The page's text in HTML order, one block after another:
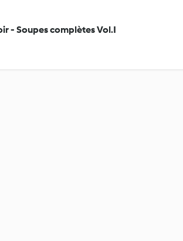
- Soupes complètes Vol.I